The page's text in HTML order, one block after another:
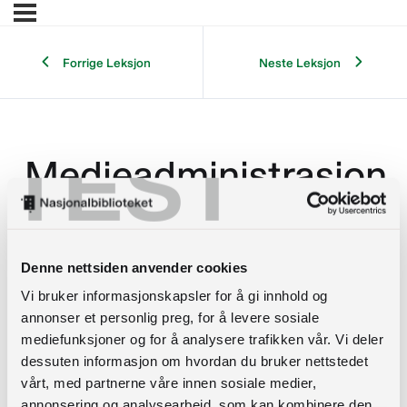
TEST
Denne nettsiden anvender cookies
Vi bruker informasjonskapsler for å gi innhold og
annonser et personlig preg, for å levere sosiale
mediefunksjoner og for å analysere trafikken vår. Vi deler
dessuten informasjon om hvordan du bruker nettstedet
vårt, med partnerne våre innen sosiale medier,
Forrige Leksjon Neste Leksjon
Medieadministrasjon
De største kostnadene for et bibliotek, foruten
personale og lokaler, ligger i systemer og innkjøp
av medier. Du finner informasjon om
anskaffelsesregler i kapittel 1.
I denne leksjonen tar vi for oss noen viktige